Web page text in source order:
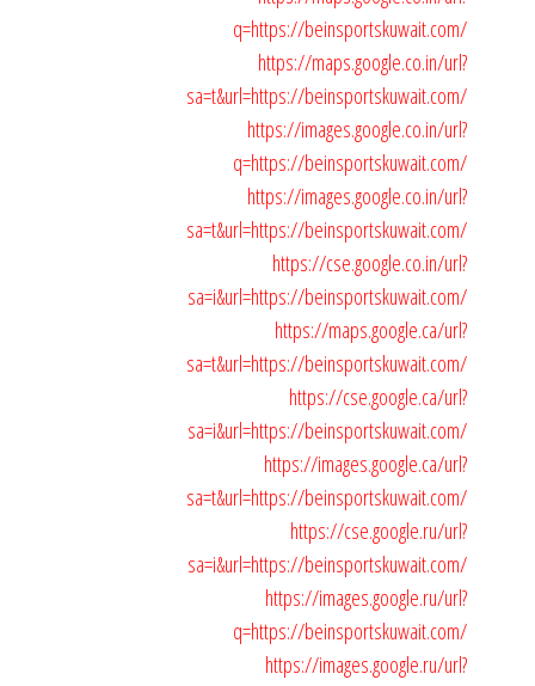
q=https://beinsportskuwait.com/
https://maps.google.co.in/url?
sa=t&url=https://beinsportskuwait.com/
https://images.google.co.in/url?
q=https://beinsportskuwait.com/
https://images.google.co.in/url?
sa=t&url=https://beinsportskuwait.com/
https://cse.google.co.in/url?
sa=i&url=https://beinsportskuwait.com/
https://maps.google.ca/url?
sa=t&url=https://beinsportskuwait.com/
https://cse.google.ca/url?
sa=i&url=https://beinsportskuwait.com/
https://images.google.ca/url?
sa=t&url=https://beinsportskuwait.com/
https://cse.google.ru/url?
sa=i&url=https://beinsportskuwait.com/
https://images.google.ru/url?
q=https://beinsportskuwait.com/
https://images.google.ru/url?